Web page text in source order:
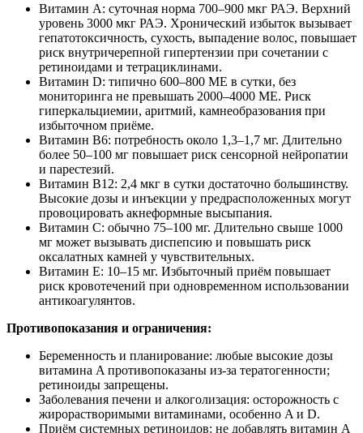
Витамин A: суточная норма 700–900 мкг РАЭ. Верхний
уровень 3000 мкг РАЭ. Хронический избыток вызывает
гепатотоксичность, сухость, выпадение волос, повышает
риск внутричерепной гипертензии при сочетании с
ретиноидами и тетрациклинами.
Витамин D: типично 600–800 МЕ в сутки, без
мониторинга не превышать 2000–4000 МЕ. Риск
гиперкальциемии, аритмий, камнеобразования при
избыточном приёме.
Витамин B6: потребность около 1,3–1,7 мг. Длительно
более 50–100 мг повышает риск сенсорной нейропатии
и парестезий.
Витамин B12: 2,4 мкг в сутки достаточно большинству.
Высокие дозы и инъекции у предрасположенных могут
провоцировать акнеформные высыпания.
Витамин C: обычно 75–100 мг. Длительно свыше 1000
мг может вызывать диспепсию и повышать риск
оксалатных камней у чувствительных.
Витамин E: 10–15 мг. Избыточный приём повышает
риск кровотечений при одновременном использовании
антикоагулянтов.
Противопоказания и ограничения:
Беременность и планирование: любые высокие дозы
витамина A противопоказаны из‑за тератогенности;
ретиноиды запрещены.
Заболевания печени и алкоголизация: осторожность с
жирорастворимыми витаминами, особенно A и D.
Приём системных ретиноидов: не добавлять витамин A